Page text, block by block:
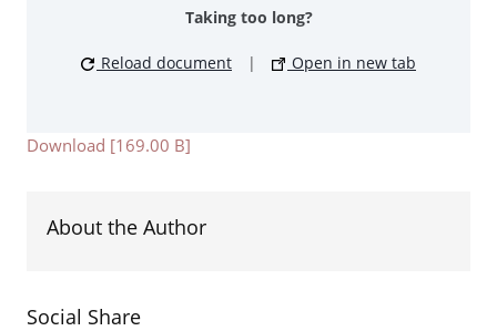
Taking too long?
Reload document | Open in new tab
Download [169.00 B]
About the Author
Social Share